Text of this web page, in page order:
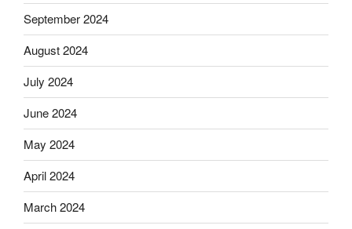
September 2024
August 2024
July 2024
June 2024
May 2024
April 2024
March 2024